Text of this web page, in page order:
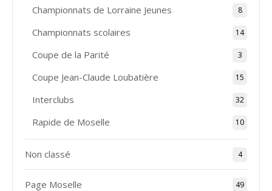
Championnats de Lorraine Jeunes 8
Championnats scolaires 14
Coupe de la Parité 3
Coupe Jean-Claude Loubatière 15
Interclubs 32
Rapide de Moselle 10
Non classé 4
Page Moselle 49